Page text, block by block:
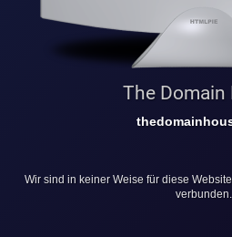
The Domain
Wir sind in keiner Weise für diese
verbunden.